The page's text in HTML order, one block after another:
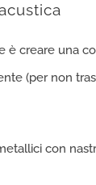
è creare una
(per non
con